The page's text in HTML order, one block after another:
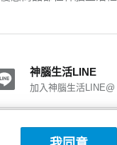
神腦生活LINE
加入神腦生活LINE@
神腦國際粉絲團